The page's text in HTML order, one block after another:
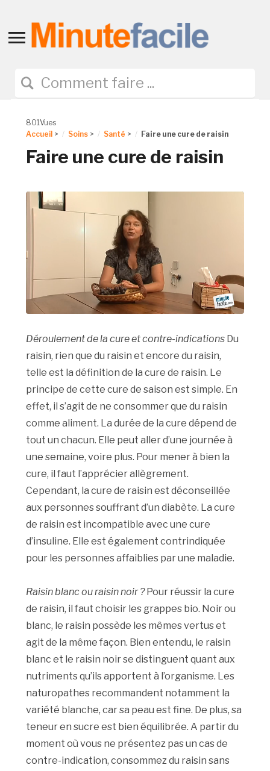
Toggle
navigation
801Vues
Accueil > Soins > Santé > Faire une cure de raisin
Faire une cure de raisin
Déroulement de la cure et contre-indications Du
raisin, rien que du raisin et encore du raisin,
telle est la définition de la cure de raisin. Le
principe de cette cure de saison est simple. En
effet, il s’agit de ne consommer que du raisin
comme aliment. La durée de la cure dépend de
tout un chacun. Elle peut aller d’une journée à
une semaine, voire plus. Pour mener à bien la
cure, il faut l’apprécier allègrement.
Cependant, la cure de raisin est déconseillée
aux personnes souffrant d’un diabète. La cure
de raisin est incompatible avec une cure
d’insuline. Elle est également contrindiquée
pour les personnes affaiblies par une maladie.
Raisin blanc ou raisin noir ?Pour réussir la cure
de raisin, il faut choisir les grappes bio. Noir ou
blanc, le raisin possède les mêmes vertus et
agit de la même façon. Bien entendu, le raisin
blanc et le raisin noir se distinguent quant aux
nutriments qu’ils apportent à l’organisme. Les
naturopathes recommandent notamment la
variété blanche, car sa peau est fine. De plus, sa
teneur en sucre est bien équilibrée. A partir du
moment où vous ne présentez pas un cas de
contre-indication, consommez du raisin sans